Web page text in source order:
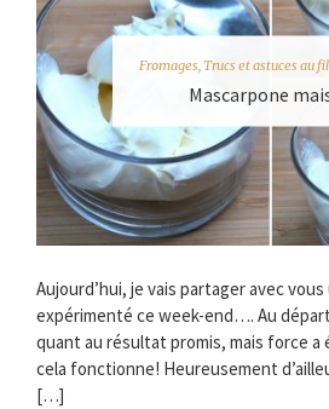
Fromages Trucs et astuces au
Mascarpone
Aujourd’hui, je vais partager avec vous
expérimenté ce week-end…. Au
quant au résultat promis, mais force
cela fonctionne! Heureusement
[…]